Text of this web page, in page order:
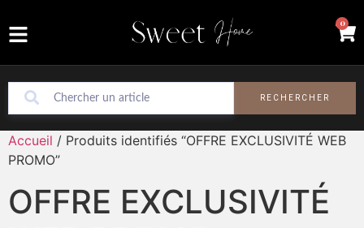
0
RECHERCHER
Accueil / Produits identifiés “OFFRE EXCLUSIVITÉ WEB
PROMO”
OFFRE EXCLUSIVITÉ